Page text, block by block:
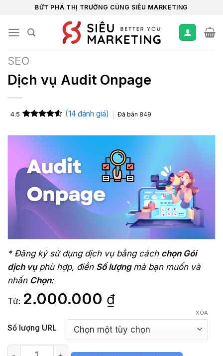
nội
BỨT PHÁ THỊ TRƯỜNG CÙNG SIÊU MARKETING
SEO
Dịch vụ Audit Onpage
4.5
đánh giá
(14đánh giá) Đã bán 849
* Đăng ký sử dụng dịch vụ bằng cách chọn Gói
dịch vụphù hợp, điền Số lượng mà bạn muốn và
nhấn Chọn:
Từ: 2.000.000 ₫
Số lượng URL
XÓA
Dịch vụ Audit Onpage số lượng